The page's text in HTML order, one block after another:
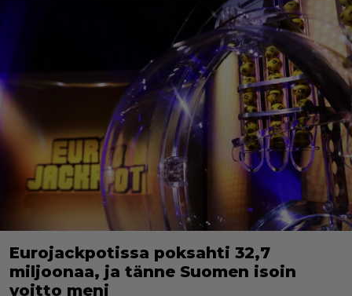
Eurojackpotissa poksahti 32,7
miljoonaa, ja tänne Suomen isoin
voitto meni